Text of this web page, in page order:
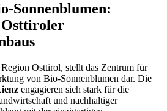
Sonnenblumen:
Osttirol, stellt das Zentrum für
von Bio-Sonnenblumen dar. Die
engagieren sich stark für die
und nachhaltiger